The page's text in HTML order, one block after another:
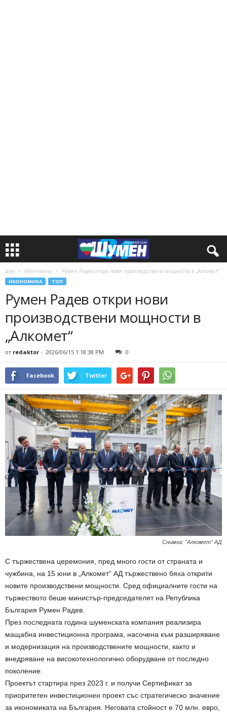
дом Икономика Румен Радев откри нови производствени мощности в „Алкомет“
ИКОНОМИКА ТОП
Румен Радев откри нови
производствени мощности в
„Алкомет“
от redaktor - 2026/06/15 1:18:38 PM 0
Facebook Twitter
Снимка: "Алкомет" АД
С тържествена церемония, пред много гости от страната и
чужбина, на 15 юни в „Алкомет“ АД тържествено бяха открити
новите производствени мощности. Сред официалните гости на
тържеството беше министър-председателят на Република
България Румен Радев.
През последната година шуменската компания реализира
мащабна инвестиционна програма, насочена към разширяване
и модернизация на производствените мощности, както и
внедряване на високотехнологично оборудване от последно
поколение.
Проектът стартира през 2023 г. и получи Сертификат за
приоритетен инвестиционен проект със стратегическо значение
за икономиката на България. Неговата стойност е 70 млн. евро,